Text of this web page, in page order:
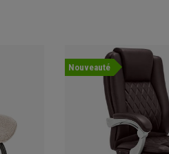
Nouveauté